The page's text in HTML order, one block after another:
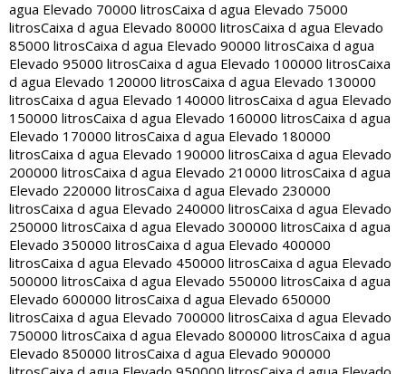
agua Elevado 70000 litrosCaixa d agua Elevado 75000
litrosCaixa d agua Elevado 80000 litrosCaixa d agua Elevado
85000 litrosCaixa d agua Elevado 90000 litrosCaixa d agua
Elevado 95000 litrosCaixa d agua Elevado 100000 litrosCaixa
d agua Elevado 120000 litrosCaixa d agua Elevado 130000
litrosCaixa d agua Elevado 140000 litrosCaixa d agua Elevado
150000 litrosCaixa d agua Elevado 160000 litrosCaixa d agua
Elevado 170000 litrosCaixa d agua Elevado 180000
litrosCaixa d agua Elevado 190000 litrosCaixa d agua Elevado
200000 litrosCaixa d agua Elevado 210000 litrosCaixa d agua
Elevado 220000 litrosCaixa d agua Elevado 230000
litrosCaixa d agua Elevado 240000 litrosCaixa d agua Elevado
250000 litrosCaixa d agua Elevado 300000 litrosCaixa d agua
Elevado 350000 litrosCaixa d agua Elevado 400000
litrosCaixa d agua Elevado 450000 litrosCaixa d agua Elevado
500000 litrosCaixa d agua Elevado 550000 litrosCaixa d agua
Elevado 600000 litrosCaixa d agua Elevado 650000
litrosCaixa d agua Elevado 700000 litrosCaixa d agua Elevado
750000 litrosCaixa d agua Elevado 800000 litrosCaixa d agua
Elevado 850000 litrosCaixa d agua Elevado 900000